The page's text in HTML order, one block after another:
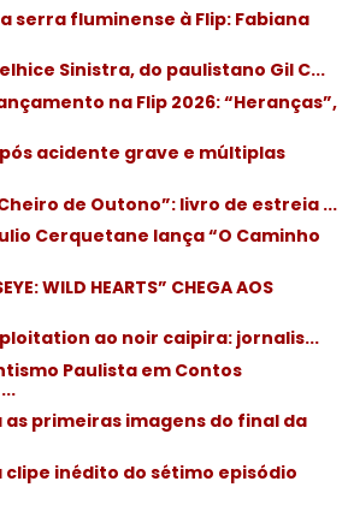
serra fluminense à Flip: Fabiana
Sinistra, do paulistano Gil C...
na Flip 2026: “Heranças”,
acidente grave e múltiplas
de Outono”: livro de estreia ...
Cerquetane lança “O Caminho
WILD HEARTS” CHEGA AOS
ao noir caipira: jornalis...
Paulista em Contos
as primeiras imagens do final da
clipe inédito do sétimo episódio